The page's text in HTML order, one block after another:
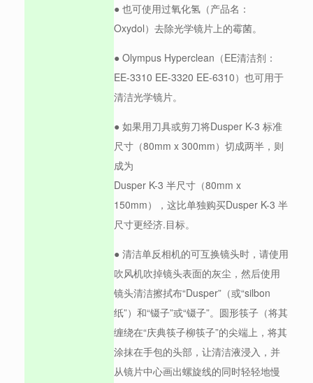
● 也可使用过氧化氢（产品名：
Oxydol）去除光学镜片上的霉菌。
● Olympus Hyperclean（EE清洁剂：
EE-3310 EE-3320 EE-6310）也可用于
清洁光学镜片。
● 如果用刀具或剪刀将Dusper K-3 标准
尺寸（80mm x 300mm）切成两半，则
成为
Dusper K-3 半尺寸（80mm x
150mm），这比单独购买Dusper K-3 半
尺寸更经济.目标。
● 清洁单反相机的可互换镜头时，请使用
吹风机吹掉镜头表面的灰尘，然后使用
镜头清洁擦拭布“Dusper”（或“silbon
纸”）和“镊子”或“镊子”。圆形筷子（将其
缠绕在“庆典筷子柳筷子”的尖端上，将其
涂抹在手包的头部，让清洁液浸入，并
从镜片中心画出螺旋线的同时轻轻地慢